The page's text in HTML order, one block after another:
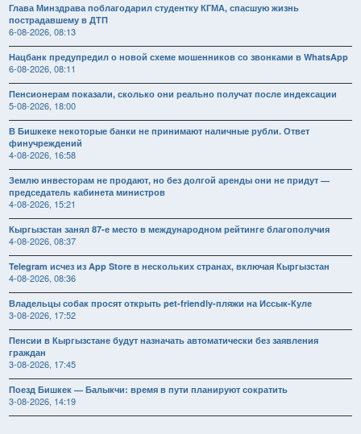
Глава Минздрава поблагодарил студентку КГМА, спасшую жизнь
пострадавшему в ДТП
6-08-2026, 08:13
Нацбанк предупредил о новой схеме мошенников со звонками в WhatsApp
6-08-2026, 08:11
Пенсионерам показали, сколько они реально получат после индексации
5-08-2026, 18:00
В Бишкеке некоторые банки не принимают наличные рубли. Ответ
финучреждений
4-08-2026, 16:58
Землю инвесторам не продают, но без долгой аренды они не придут —
председатель кабинета министров
4-08-2026, 15:21
Кыргызстан занял 87-е место в международном рейтинге благополучия
4-08-2026, 08:37
Telegram исчез из App Store в нескольких странах, включая Кыргызстан
4-08-2026, 08:36
Владельцы собак просят открыть pet-friendly-пляжи на Иссык-Куле
3-08-2026, 17:52
Пенсии в Кыргызстане будут назначать автоматически без заявления
граждан
3-08-2026, 17:45
Поезд Бишкек — Балыкчи: время в пути планируют сократить
3-08-2026, 14:19